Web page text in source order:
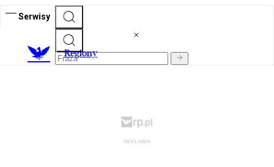
Serwisy
Regiony